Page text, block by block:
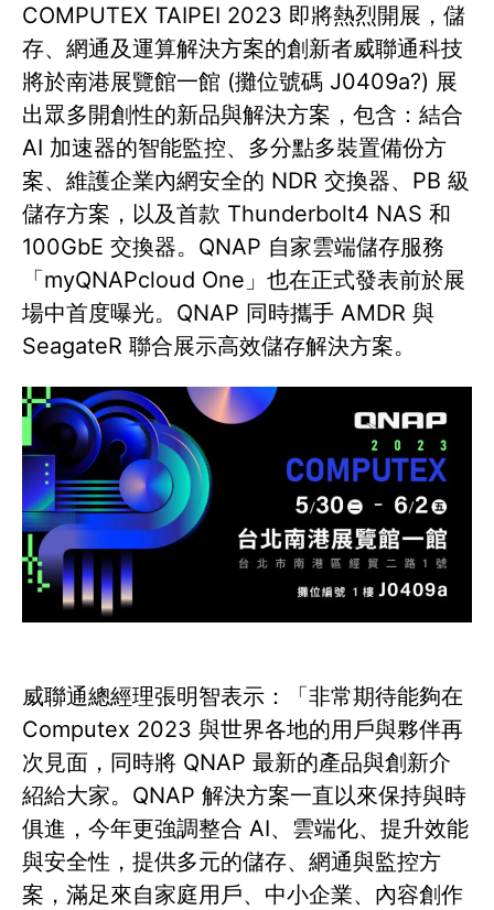
COMPUTEX TAIPEI 2023 即將熱烈開展，儲
存、網通及運算解決方案的創新者威聯通科技
將於南港展覽館一館 (攤位號碼 J0409a?) 展
出眾多開創性的新品與解決方案，包含：結合
AI 加速器的智能監控、多分點多裝置備份方
案、維護企業內網安全的 NDR 交換器、PB 級
儲存方案，以及首款 Thunderbolt4 NAS 和
100GbE 交換器。QNAP 自家雲端儲存服務
「myQNAPcloud One」也在正式發表前於展
場中首度曝光。QNAP 同時攜手 AMDR 與
SeagateR 聯合展示高效儲存解決方案。
威聯通總經理張明智表示：「非常期待能夠在
Computex 2023 與世界各地的用戶與夥伴再
次見面，同時將 QNAP 最新的產品與創新介
紹給大家。QNAP 解決方案一直以來保持與時
俱進，今年更強調整合 AI、雲端化、提升效能
與安全性，提供多元的儲存、網通與監控方
案，滿足來自家庭用戶、中小企業、內容創作